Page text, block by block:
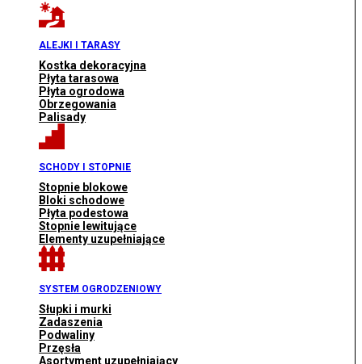
ALEJKI I TARASY
Kostka dekoracyjna
Płyta tarasowa
Płyta ogrodowa
Obrzegowania
Palisady
SCHODY I STOPNIE
Stopnie blokowe
Bloki schodowe
Płyta podestowa
Stopnie lewitujące
Elementy uzupełniające
SYSTEM OGRODZENIOWY
Słupki i murki
Zadaszenia
Podwaliny
Przęsła
Asortyment uzupełniający